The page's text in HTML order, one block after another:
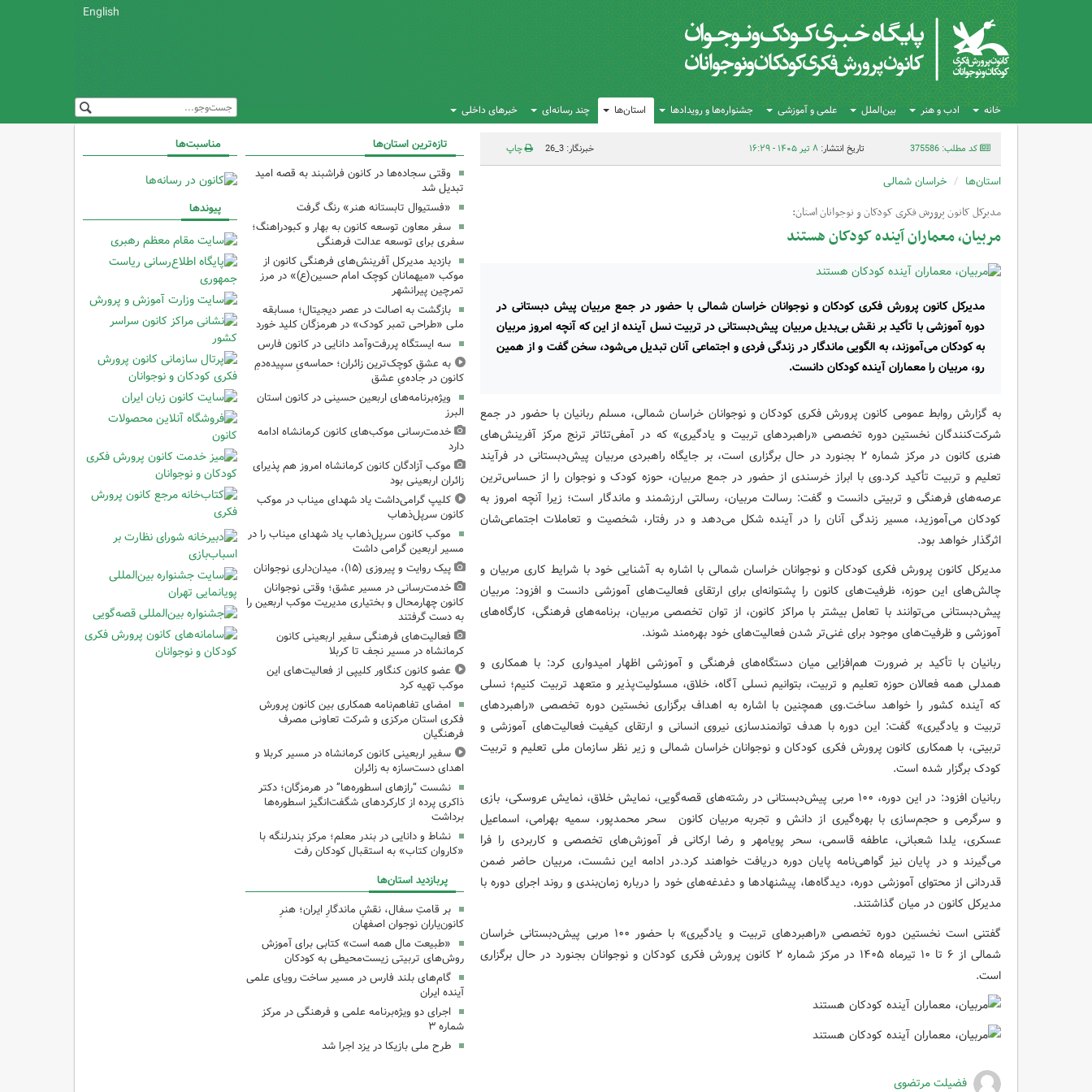
English
خانه ادب و هنر بین‌الملل علمی و آموزشی جشنواره‌ها و رویدادها استان‌ها چند رسانه‌ای خبرهای داخلی
کد مطلب: 375586 تاریخ انتشار:۸ تیر ۱۴۰۵ - ۱۶:۲۹ خبرنگار: 3_26 چاپ
استان‌ها خراسان شمالی
مدیرکل کانون پرورش فکری کودکان و نوجوانان استان:
مربیان، معماران آینده کودکان هستند
مدیرکل کانون پرورش فکری کودکان و نوجوانان خراسان شمالی با حضور در جمع مربیان پیش دبستانی در
دوره آموزشی با تأکید بر نقش بی‌بدیل مربیان پیش‌دبستانی در تربیت نسل آینده از این که آنچه امروز مربیان
به کودکان می‌آموزند، به الگویی ماندگار در زندگی فردی و اجتماعی آنان تبدیل می‌شود، سخن گفت و از همین
رو، مربیان را معماران آینده کودکان دانست.
به گزارش روابط عمومی کانون پرورش فکری کودکان و نوجوانان خراسان شمالی، مسلم ربانیان با حضور در جمع
شرکت‌کنندگان نخستین دوره تخصصی «راهبردهای تربیت و یادگیری» که در آمفی‌تئاتر ترنج مرکز آفرینش‌های
هنری کانون در مرکز شماره ۲ بجنورد در حال برگزاری است، بر جایگاه راهبردی مربیان پیش‌دبستانی در فرآیند
تعلیم و تربیت تأکید کرد.وی با ابراز خرسندی از حضور در جمع مربیان، حوزه کودک و نوجوان را از حساس‌ترین
عرصه‌های فرهنگی و تربیتی دانست و گفت: رسالت مربیان، رسالتی ارزشمند و ماندگار است؛ زیرا آنچه امروز به
کودکان می‌آموزید، مسیر زندگی آنان را در آینده شکل می‌دهد و در رفتار، شخصیت و تعاملات اجتماعی‌شان
اثرگذار خواهد بود.
مدیرکل کانون پرورش فکری کودکان و نوجوانان خراسان شمالی با اشاره به آشنایی خود با شرایط کاری مربیان و
چالش‌های این حوزه، ظرفیت‌های کانون را پشتوانه‌ای برای ارتقای فعالیت‌های آموزشی دانست و افزود: مربیان
پیش‌دبستانی می‌توانند با تعامل بیشتر با مراکز کانون، از توان تخصصی مربیان، برنامه‌های فرهنگی، کارگاه‌های
آموزشی و ظرفیت‌های موجود برای غنی‌تر شدن فعالیت‌های خود بهره‌مند شوند.
ربانیان با تأکید بر ضرورت هم‌افزایی میان دستگاه‌های فرهنگی و آموزشی اظهار امیدواری کرد: با همکاری و
همدلی همه فعالان حوزه تعلیم و تربیت، بتوانیم نسلی آگاه، خلاق، مسئولیت‌پذیر و متعهد تربیت کنیم؛ نسلی
که آینده کشور را خواهد ساخت.وی همچنین با اشاره به اهداف برگزاری نخستین دوره تخصصی «راهبردهای
تربیت و یادگیری» گفت: این دوره با هدف توانمندسازی نیروی انسانی و ارتقای کیفیت فعالیت‌های آموزشی و
تربیتی، با همکاری کانون پرورش فکری کودکان و نوجوانان خراسان شمالی و زیر نظر سازمان ملی تعلیم و تربیت
کودک برگزار شده است.
ربانیان افزود: در این دوره، ۱۰۰ مربی پیش‌دبستانی در رشته‌های قصه‌گویی، نمایش خلاق، نمایش عروسکی، بازی
و سرگرمی و حجم‌سازی با بهره‌گیری از دانش و تجربه مربیان کانون سحر محمدپور، سمیه بهرامی، اسماعیل
عسکری، یلدا شعبانی، عاطفه قاسمی، سحر پویامهر و رضا ارکانی فر آموزش‌های تخصصی و کاربردی را فرا
می‌گیرند و در پایان نیز گواهی‌نامه پایان دوره دریافت خواهند کرد.در ادامه این نشست، مربیان حاضر ضمن
قدردانی از محتوای آموزشی دوره، دیدگاه‌ها، پیشنهادها و دغدغه‌های خود را درباره زمان‌بندی و روند اجرای دوره با
مدیرکل کانون در میان گذاشتند.
گفتنی است نخستین دوره تخصصی «راهبردهای تربیت و یادگیری» با حضور ۱۰۰ مربی پیش‌دبستانی خراسان
شمالی از ۶ تا ۱۰ تیرماه ۱۴۰۵ در مرکز شماره ۲ کانون پرورش فکری کودکان و نوجوانان بجنورد در حال برگزاری
است.
فضیلت مرتضوی
تازه‌ترین استان‌ها
وقتی سجاده‌ها در کانون فراشبند به قصه امید
تبدیل شد
«فستیوال تابستانه هنر» رنگ گرفت
سفر معاون توسعه کانون به بهار و کبودراهنگ؛
سفری برای توسعه عدالت فرهنگی
بازدید مدیرکل آفرینش‌های فرهنگی کانون از
موکب «میهمانان کوچک امام حسین(ع)» در مرز
تمرچین پیرانشهر
بازگشت به اصالت در عصر دیجیتال؛ مسابقه
ملی «طراحی تمبر کودک» در هرمزگان کلید خورد
سه ایستگاه پررفت‌وآمد دانایی در کانون فارس
به عشقِ کوچک‌ترین زائران؛ حماسه‌یِ سپیده‌دمِ
کانون در جاده‌یِ عشق
ویژه‌برنامه‌های اربعین حسینی در کانون استان
البرز
خدمت‌رسانی موکب‌های کانون کرمانشاه ادامه
دارد
موکب آزادگان کانون کرمانشاه امروز هم پذیرای
زائران اربعینی بود
کلیپ گرامی‌داشت یاد شهدای میناب در موکب
کانون سرپل‌ذهاب
موکب کانون سرپل‌ذهاب یاد شهدای میناب را در
مسیر اربعین گرامی داشت
پیک روایت و پیروزی (۱۵)، میدان‌داری نوجوانان
خدمت‌رسانی در مسیر عشق؛ وقتی نوجوانان
کانون چهارمحال و بختیاری مدیریت موکب اربعین را
به دست گرفتند
فعالیت‌های فرهنگی سفیر اربعینی کانون
کرمانشاه در مسیر نجف تا کربلا
عضو کانون کنگاور کلیپی از فعالیت‌های این
موکب تهیه کرد
امضای تفاهم‌نامه همکاری بین کانون پرورش
فکری استان مرکزی و شرکت تعاونی مصرف
فرهنگیان
سفیر اربعینی کانون کرمانشاه در مسیر کربلا و
اهدای دست‌سازه به زائران
نشست “رازهای اسطوره‌ها” در هرمزگان؛ دکتر
ذاکری پرده از کارکردهای شگفت‌انگیز اسطوره‌ها
برداشت
نشاط و دانایی در بندر معلم؛ مرکز بندرلنگه با
«کاروان کتاب» به استقبال کودکان رفت
پربازدید استان‌ها
بر قامتِ سفال، نقشِ ماندگارِ ایران؛ هنرِ
کانون‌یاران نوجوان اصفهان
«طبیعت مال همه است» کتابی برای آموزش
روش‌های تربیتی زیست‌محیطی به کودکان
گام‌های بلند فارس در مسیر ساخت رویای علمی
آینده ایران
اجرای دو ویژه‌برنامه علمی و فرهنگی در مرکز
شماره ۳
طرح ملی بازیکا در یزد اجرا شد
مناسبت‌ها
پیوندها